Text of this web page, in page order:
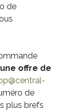
de
une offre de
de
plus brefs